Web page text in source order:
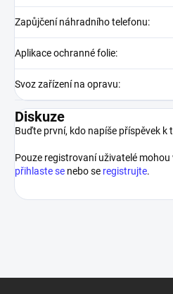
Zapůjčení náhradního telefonu:
Aplikace ochranné folie:
Svoz zařízení na opravu:
Diskuze
Buďte první, kdo napíše příspěvek k
Pouze registrovaní uživatelé
přihlaste se nebo se registrujte.